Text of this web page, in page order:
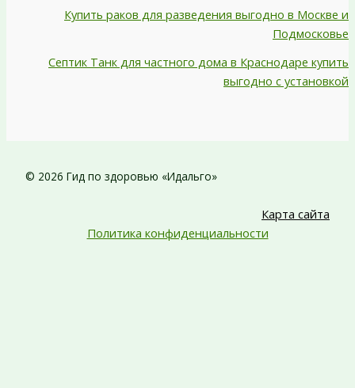
Купить раков для разведения выгодно в Москве и
Подмосковье
Септик Танк для частного дома в Краснодаре купить
выгодно с установкой
© 2026 Гид по здоровью «Идальго»
Карта сайта
Политика конфиденциальности